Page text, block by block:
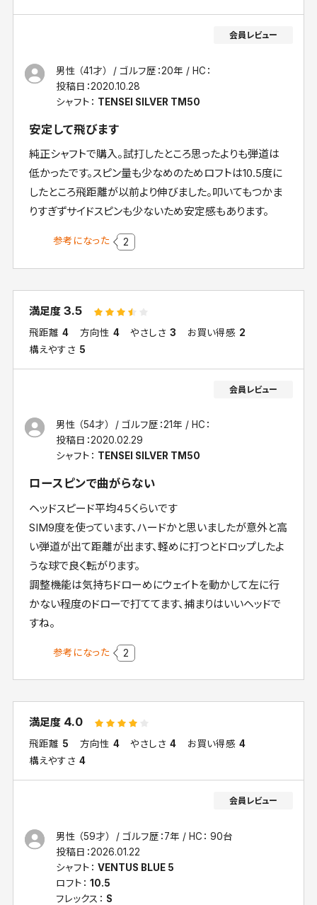
男性 （41才） ゴルフ歴：20年
HC：
投稿日：2020.10.28
シャフト： TENSEI SILVER TM50
安定して飛びます
純正シャフトで購入。試打したところ思ったよりも弾道は
低かったです。スピン量も少なめのためロフトは10.5度に
したところ飛距離が以前より伸びました。叩いてもつかま
りすぎずサイドスピンも少ないため安定感もあります。
参考になった 2
満足度3.5
飛距離 4 方向性 4 やさしさ 3 お買い得感 2
構えやすさ 5
男性 （54才） ゴルフ歴：21年
HC：
投稿日：2020.02.29
シャフト： TENSEI SILVER TM50
ロースピンで曲がらない
ヘッドスピード平均４５くらいです
SIM9度を使っています、ハードかと思いましたが意外と高
い弾道が出て距離が出ます、軽めに打つとドロップしたよ
うな球で良く転がります。
調整機能は気持ちドローめにウェイトを動かして左に行
かない程度のドローで打ててます、捕まりはいいヘッドで
すね。
参考になった 2
満足度 4.0
飛距離 5 方向性 4 やさしさ 4 お買い得感 4
構えやすさ 4
男性 （59才） ゴルフ歴：7年
HC： 90台
投稿日：2026.01.22
シャフト： VENTUS BLUE 5
ロフト： 10.5
フレックス： S